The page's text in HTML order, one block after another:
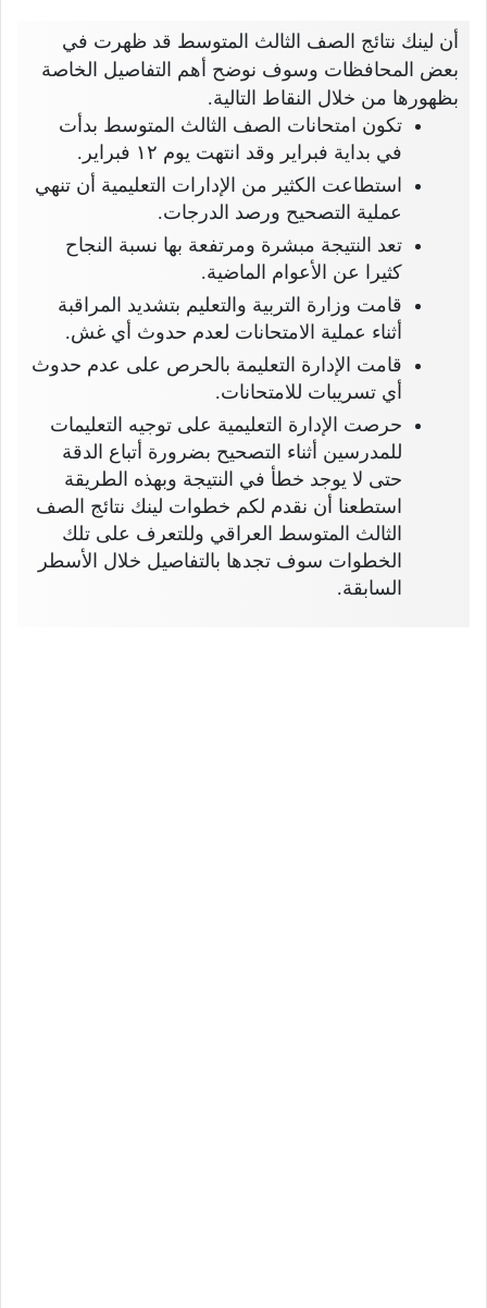
أن لينك نتائج الصف الثالث المتوسط قد ظهرت في
بعض المحافظات وسوف نوضح أهم التفاصيل الخاصة
بظهورها من خلال النقاط التالية.
تكون امتحانات الصف الثالث المتوسط بدأت
في بداية فبراير وقد انتهت يوم ١٢ فبراير.
استطاعت الكثير من الإدارات التعليمية أن تنهي
عملية التصحيح ورصد الدرجات.
تعد النتيجة مبشرة ومرتفعة بها نسبة النجاح
كثيرا عن الأعوام الماضية.
قامت وزارة التربية والتعليم بتشديد المراقبة
أثناء عملية الامتحانات لعدم حدوث أي غش.
قامت الإدارة التعليمة بالحرص على عدم حدوث
أي تسريبات للامتحانات.
حرصت الإدارة التعليمية على توجيه التعليمات
للمدرسين أثناء التصحيح بضرورة أتباع الدقة
حتى لا يوجد خطأ في النتيجة وبهذه الطريقة
استطعنا أن نقدم لكم خطوات لينك نتائج الصف
الثالث المتوسط العراقي وللتعرف على تلك
الخطوات سوف تجدها بالتفاصيل خلال الأسطر
السابقة.